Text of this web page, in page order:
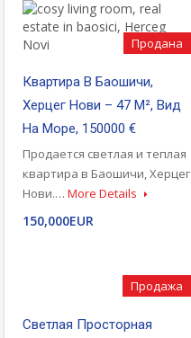
Продана
Квартира В Баошичи,
Херцег Нови – 47 М², Вид
На Море, 150000 €
Продается светлая и теплая
квартира в Баошичи, Херцег
Нови.… More Details
150,000EUR
Продажа
Светлая Просторная